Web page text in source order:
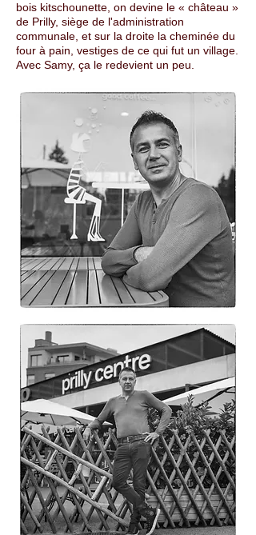
bois kitschounette, on devine le « château »
de Prilly, siège de l'administration
communale, et sur la droite la cheminée du
four à pain, vestiges de ce qui fut un village.
Avec Samy, ça le redevient un peu.